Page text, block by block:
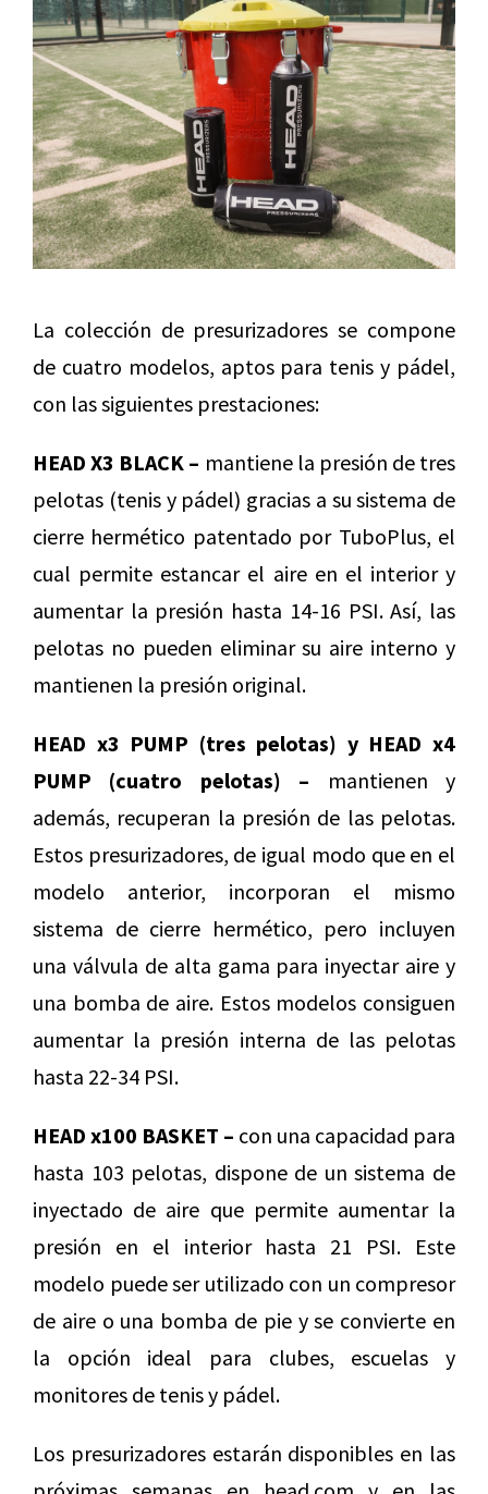
La colección de presurizadores se compone
de cuatro modelos, aptos para tenis y pádel,
con las siguientes prestaciones:
HEAD X3 BLACK – mantiene la presión de tres
pelotas (tenis y pádel) gracias a su sistema de
cierre hermético patentado por TuboPlus, el
cual permite estancar el aire en el interior y
aumentar la presión hasta 14-16 PSI. Así, las
pelotas no pueden eliminar su aire interno y
mantienen la presión original.
HEAD x3 PUMP (tres pelotas) y HEAD x4
PUMP (cuatro pelotas) – mantienen y
además, recuperan la presión de las pelotas.
Estos presurizadores, de igual modo que en el
modelo anterior, incorporan el mismo
sistema de cierre hermético, pero incluyen
una válvula de alta gama para inyectar aire y
una bomba de aire. Estos modelos consiguen
aumentar la presión interna de las pelotas
hasta 22-34 PSI.
HEAD x100 BASKET – con una capacidad para
hasta 103 pelotas, dispone de un sistema de
inyectado de aire que permite aumentar la
presión en el interior hasta 21 PSI. Este
modelo puede ser utilizado con un compresor
de aire o una bomba de pie y se convierte en
la opción ideal para clubes, escuelas y
monitores de tenis y pádel.
Los presurizadores estarán disponibles en las